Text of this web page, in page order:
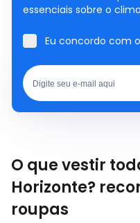
essenciais sobre o
Eu concordo com
O que vestir
Horizonte?
roupas